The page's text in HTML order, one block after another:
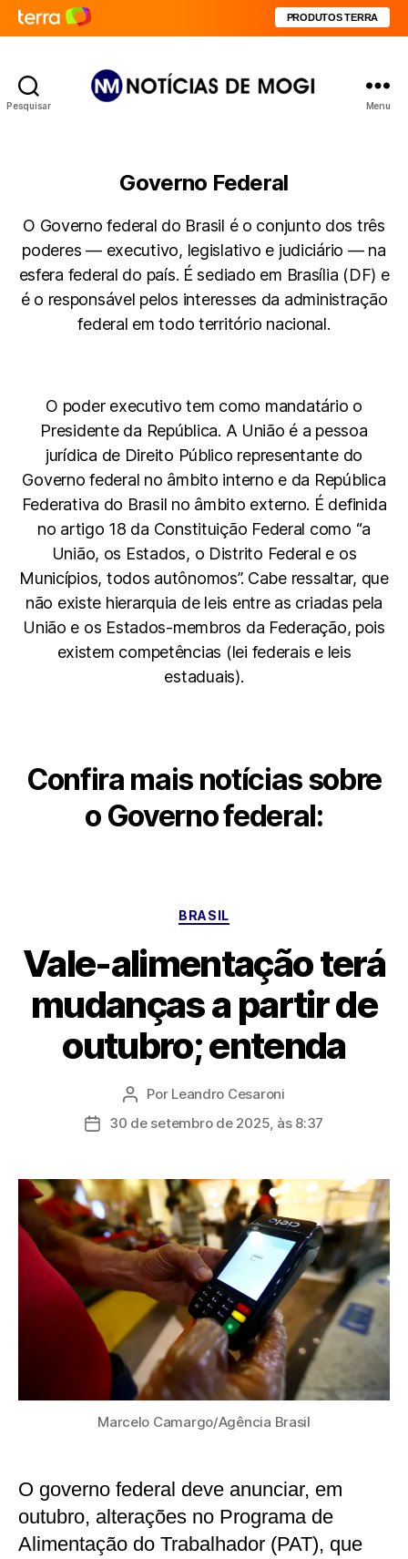
PRODUTOS TERRA
Pesquisar Menu
Governo Federal
O Governo federal do Brasil é o conjunto dos três
poderes — executivo, legislativo e judiciário — na
esfera federal do país. É sediado em Brasília (DF) e
é o responsável pelos interesses da administração
federal em todo território nacional.
O poder executivo tem como mandatário o
Presidente da República. A União é a pessoa
jurídica de Direito Público representante do
Governo federal no âmbito interno e da República
Federativa do Brasil no âmbito externo. É definida
no artigo 18 da Constituição Federal como “a
União, os Estados, o Distrito Federal e os
Municípios, todos autônomos”. Cabe ressaltar, que
não existe hierarquia de leis entre as criadas pela
União e os Estados-membros da Federação, pois
existem competências (lei federais e leis
estaduais).
Confira mais notícias sobre
o Governo federal:
Categorias
BRASIL
Vale-alimentação terá
mudanças a partir de
outubro; entenda
Autor
do
Por Leandro Cesaroni
Data30 de setembro de 2025, às 8:37
Marcelo Camargo/Agência Brasil
O governo federal deve anunciar, em
outubro, alterações no Programa de
Alimentação do Trabalhador (PAT), que